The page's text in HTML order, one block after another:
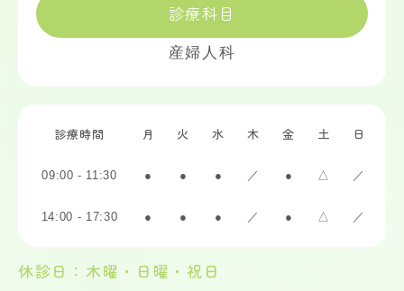
診療科目
産婦人科
診療時間 月 火 水 木 金 土 日
09:00 - 11:30 ● ● ● ／ ● △ ／
14:00 - 17:30 ● ● ● ／ ● △ ／
休診日：木曜・日曜・祝日